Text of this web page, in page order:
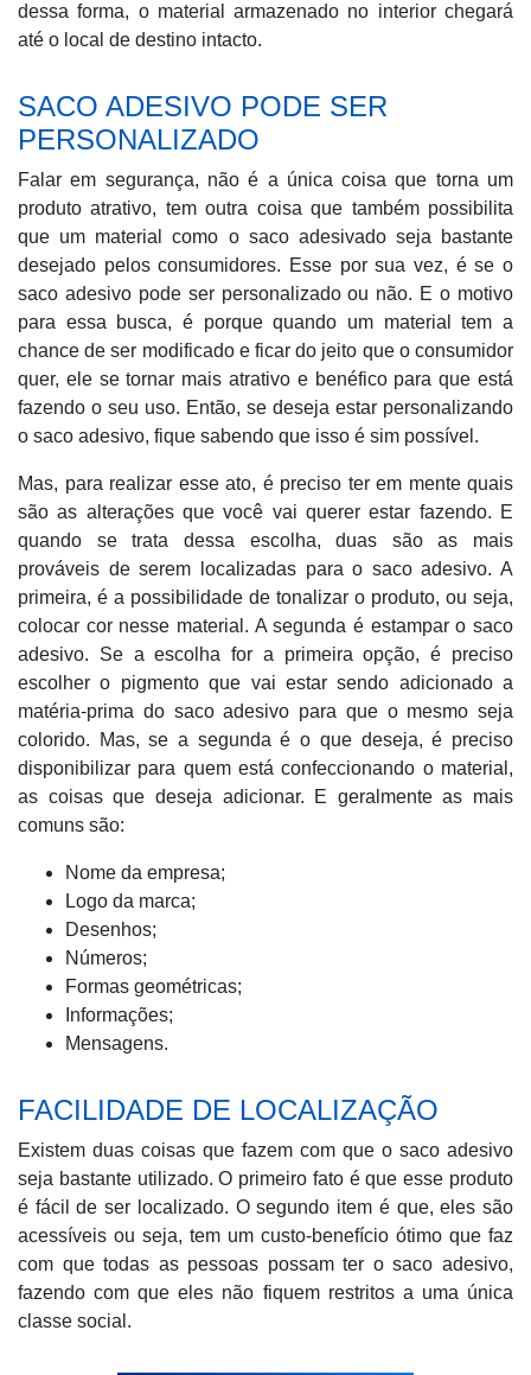
dessa forma, o material armazenado no interior chegará
até o local de destino intacto.
SACO ADESIVO PODE SER
PERSONALIZADO
Falar em segurança, não é a única coisa que torna um
produto atrativo, tem outra coisa que também possibilita
que um material como o saco adesivado seja bastante
desejado pelos consumidores. Esse por sua vez, é se o
saco adesivo pode ser personalizado ou não. E o motivo
para essa busca, é porque quando um material tem a
chance de ser modificado e ficar do jeito que o consumidor
quer, ele se tornar mais atrativo e benéfico para que está
fazendo o seu uso. Então, se deseja estar personalizando
o saco adesivo, fique sabendo que isso é sim possível.
Mas, para realizar esse ato, é preciso ter em mente quais
são as alterações que você vai querer estar fazendo. E
quando se trata dessa escolha, duas são as mais
prováveis de serem localizadas para o saco adesivo. A
primeira, é a possibilidade de tonalizar o produto, ou seja,
colocar cor nesse material. A segunda é estampar o saco
adesivo. Se a escolha for a primeira opção, é preciso
escolher o pigmento que vai estar sendo adicionado a
matéria-prima do saco adesivo para que o mesmo seja
colorido. Mas, se a segunda é o que deseja, é preciso
disponibilizar para quem está confeccionando o material,
as coisas que deseja adicionar. E geralmente as mais
comuns são:
Nome da empresa;
Logo da marca;
Desenhos;
Números;
Formas geométricas;
Informações;
Mensagens.
FACILIDADE DE LOCALIZAÇÃO
Existem duas coisas que fazem com que o saco adesivo
seja bastante utilizado. O primeiro fato é que esse produto
é fácil de ser localizado. O segundo item é que, eles são
acessíveis ou seja, tem um custo-benefício ótimo que faz
com que todas as pessoas possam ter o saco adesivo,
fazendo com que eles não fiquem restritos a uma única
classe social.